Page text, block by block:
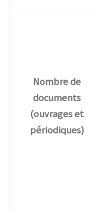
Nombre de
documents
(ouvrages et
périodiques)